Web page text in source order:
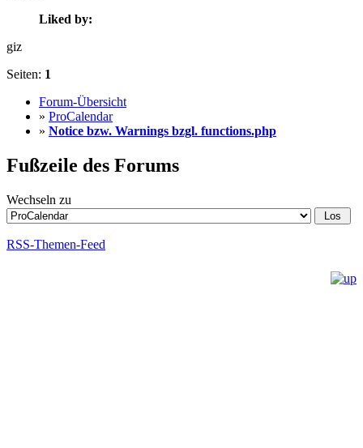
Liked by:
giz
Seiten: 1
Forum-Übersicht
» ProCalendar
» Notice bzw. Warnings bzgl. functions.php
Fußzeile des Forums
Wechseln zu
RSS-Themen-Feed